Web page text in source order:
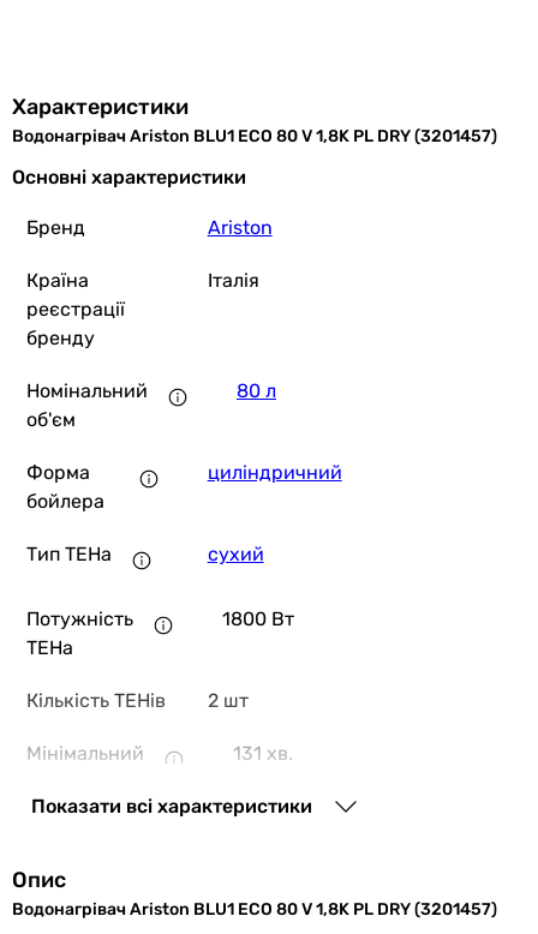
Характеристики
Водонагрівач Ariston BLU1 ECO 80 V 1,8K PL DRY (3201457)
Основні характеристики
Бренд Ariston
Країна
реєстрації
бренду
Італія
Номінальний
об'єм
80 л
Форма
бойлера
циліндричний
Тип ТЕНа сухий
Потужність
ТЕНа
1800 Вт
Кількість ТЕНів 2 шт
Мінімальний
води
131 хв.
температура
нагріву
Показати всі характеристики
Опис
Водонагрівач Ariston BLU1 ECO 80 V 1,8K PL DRY (3201457)